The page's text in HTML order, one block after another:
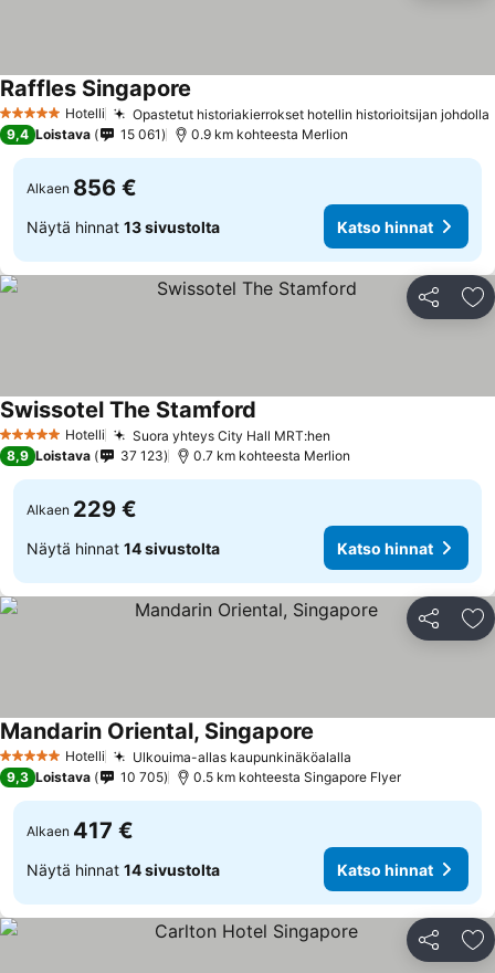
5 Tähtiluokitus
Hotelli Opastetut historiakierrokset hotellin historioitsijan johdolla
Raffles Singapore
9,4 Loistava 15 061 0.9 km kohteesta Merlion
Alkaen 856 €
Näytä hinnat 13 sivustolta Katso hinnat
Jaa
5 Tähtiluokitus
Hotelli Suora yhteys City Hall MRT:hen
Swissotel The Stamford
8,9 Loistava 37 123 0.7 km kohteesta Merlion
Alkaen 229 €
Näytä hinnat 14 sivustolta Katso hinnat
Jaa
5 Tähtiluokitus
Hotelli Ulkouima-allas kaupunkinäköalalla
Mandarin Oriental, Singapore
9,3 Loistava 10 705 0.5 km kohteesta Singapore Flyer
Alkaen 417 €
Näytä hinnat 14 sivustolta Katso hinnat
Jaa